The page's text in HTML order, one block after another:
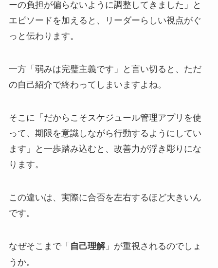
ーの負担が偏らないように調整してきました」と
エピソードを加えると、リーダーらしい視点がぐ
っと伝わります。
一方「弱みは完璧主義です」と言い切ると、ただ
の自己紹介で終わってしまいますよね。
そこに「だからこそスケジュール管理アプリを使
って、期限を意識しながら行動するようにしてい
ます」と一歩踏み込むと、改善力が浮き彫りにな
ります。
この違いは、実際に合否を左右するほど大きいん
です。
なぜそこまで「自己理解」が重視されるのでしょ
うか。